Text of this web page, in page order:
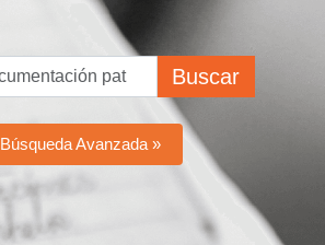
Buscar
Búsqueda Avanzada »